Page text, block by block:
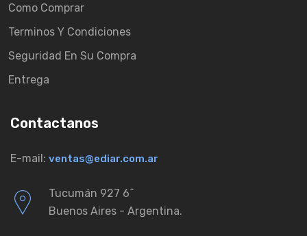
Como Comprar
Terminos Y Condiciones
Seguridad En Su Compra
Entrega
Contactanos
E-mail: ventas@ediar.com.ar
Tucumán 927 6ˆ
Buenos Aires - Argentina.